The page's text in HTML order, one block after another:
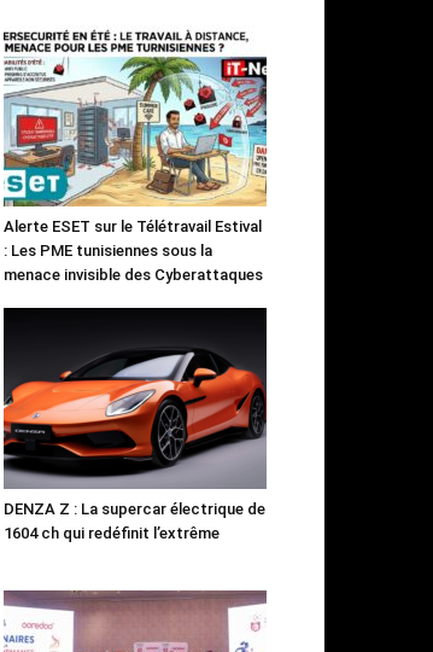
Alerte ESET sur le Télétravail Estival
: Les PME tunisiennes sous la
menace invisible des Cyberattaques
DENZA Z : La supercar électrique de
1604 ch qui redéfinit l’extrême